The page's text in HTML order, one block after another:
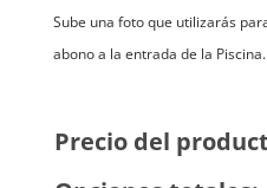
Sube una foto que utilizarás
abono a la entrada de la Piscina.
Precio del